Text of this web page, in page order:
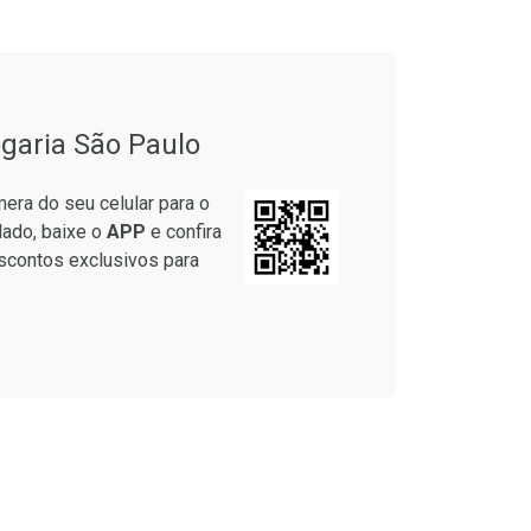
cada
cada
Por R$ 49,27/cada
Por R$ 49,27/cada
São Paulo
do seu celular para o
baixe o APP e confira
exclusivos para